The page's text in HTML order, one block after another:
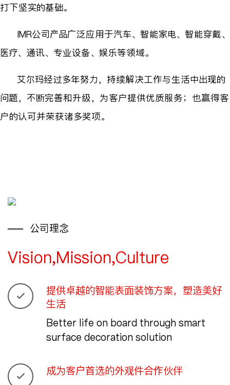
打下坚实的基础。
IMR公司产品广泛应用于汽车、智能家电、智能穿戴、
医疗、通讯、专业设备、娱乐等领域。
艾尔玛经过多年努力，持续解决工作与生活中出现的
问题，不断完善和升级，为客户提供优质服务；也赢得客
户的认可并荣获诸多奖项。
公司理念
Vision,Mission,Culture
提供卓越的智能表面装饰方案，塑造美好
生活
Better life on board through smart
surface decoration solution
成为客户首选的外观件合作伙伴